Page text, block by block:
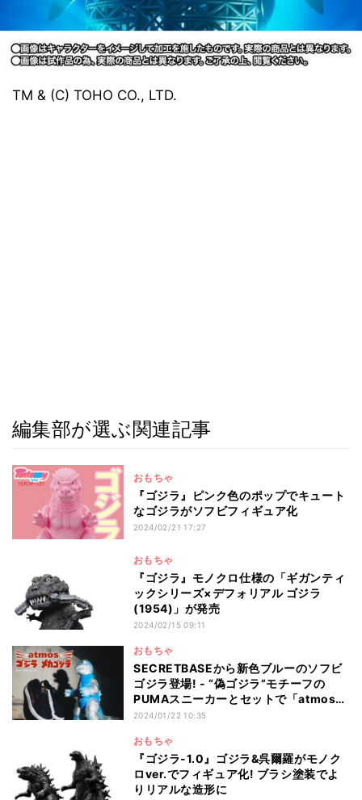
TM & (C) TOHO CO., LTD.
編集部が選ぶ関連記事
おもちゃ
『ゴジラ』ピンク色のポップでキュート
なゴジラがソフビフィギュア化
2024/02/21 17:27
おもちゃ
『ゴジラ』モノクロ仕様の「ギガンティ
ックシリーズ×デフォリアル ゴジラ
(1954)」が発売
2024/02/15 09:11
おもちゃ
SECRETBASEから新色ブルーのソフビ
ゴジラ登場! - “偽ゴジラ”モチーフの
PUMAスニーカーとセットで「atmos」
で発売
2024/01/22 10:35
おもちゃ
『ゴジラ-1.0』ゴジラ&呉爾羅がモノク
ロver.でフィギュア化! ブラシ塗装でよ
りリアルな造形に